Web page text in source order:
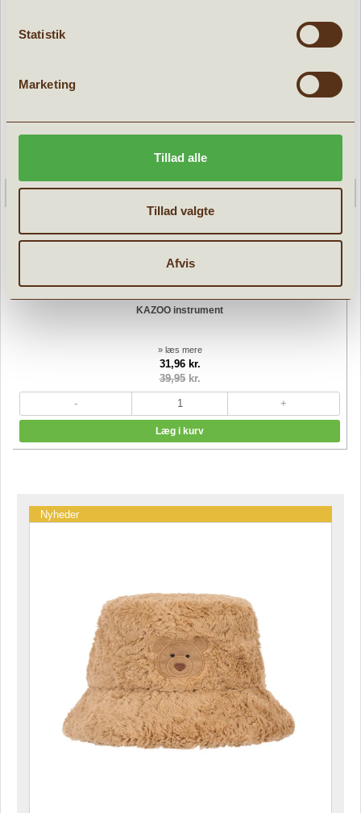
Statistik
Marketing
Tillad alle
Tillad valgte
Afvis
KAZOO instrument
» læs mere
31,96 kr.
39,95kr.
Nyheder